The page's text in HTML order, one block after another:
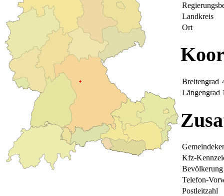
Landkreis
Ort
Breitengrad
Längengrad
Kfz-
Bevölkerung
Telefon-
Postleitzahl